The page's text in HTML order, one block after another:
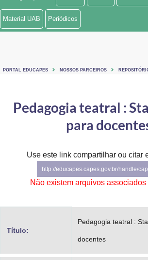
Ministério de Minas e Energia
Secretaria-Geral
Secretaria de Governo
Gabinete de Segurança Institucional
Advocacia-Geral da União
Material UAB Periódicos
PORTAL EDUCAPES NOSSOS PARCEIROS
Pedagogia teatral :
para
Use este link compartilhar ou citar
http://educapes.capes.gov.br/handle/
Não existem arquivos associados
Título:
Pedagogia teatral :
docentes